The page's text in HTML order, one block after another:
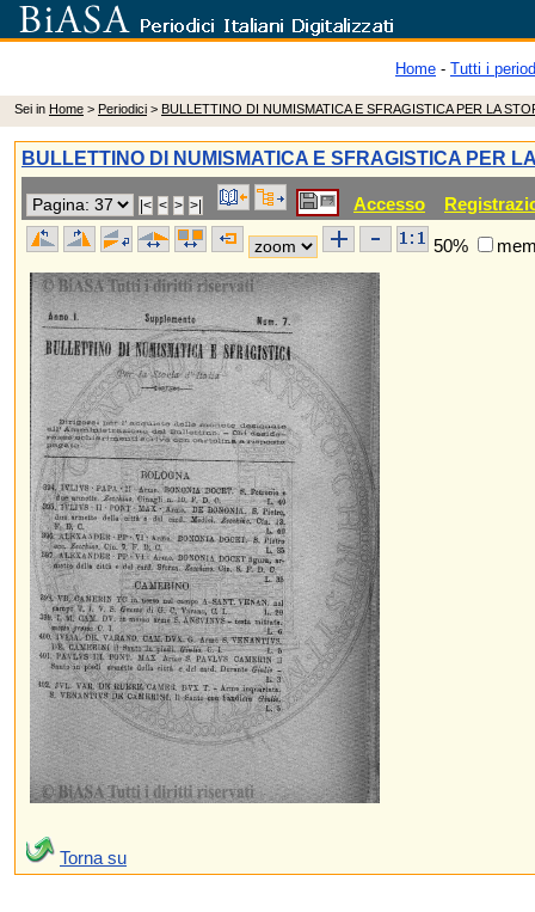
Home - Tutti i
Sei in Home > Periodici > BULLETTINO DI NUMISMATICA E SFRAGISTICA PER LA
BULLETTINO DI NUMISMATICA E SFRAGISTICA PER
Accesso
50%
Torna su